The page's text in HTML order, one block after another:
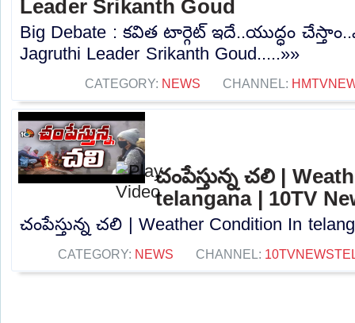
Leader Srikanth Goud
Big Debate : కవిత టార్గెట్ ఇదే..యుద్ధం
Jagruthi Leader Srikanth Goud.....»»
CATEGORY: NEWS CHANNEL:
చంపేస్తున్న చలి |
telangana | 10TV
చంపేస్తున్న చలి | Weather Condition In
CATEGORY: NEWS CHANNEL: